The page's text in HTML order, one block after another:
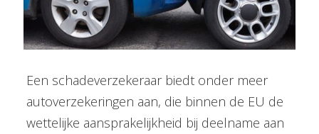
Een schadeverzekeraar biedt onder meer
autoverzekeringen aan, die binnen de EU de
wettelijke aansprakelijkheid bij deelname aan